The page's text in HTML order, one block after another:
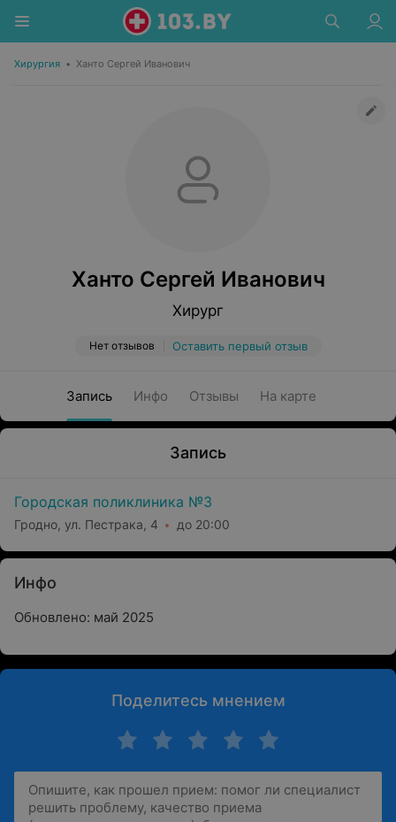
Хирургия • Ханто Сергей Иванович
Ханто Сергей Иванович
Хирург
Нет отзывов Оставить первый отзыв
Запись Инфо Отзывы На карте
Запись
Городская поликлиника №3
Гродно, ул. Пестрака, 4 до 20:00
Инфо
Обновлено: май 2025
Поделитесь мнением